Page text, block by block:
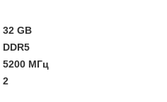
32 GB
DDR5
5200 МГц
2